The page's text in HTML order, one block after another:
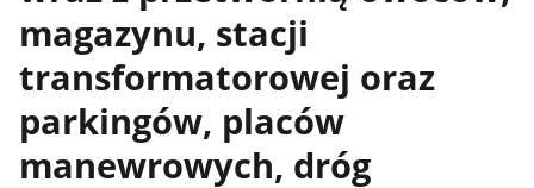
magazynu, stacji
transformatorowej oraz
parkingów, placów
manewrowych, dróg